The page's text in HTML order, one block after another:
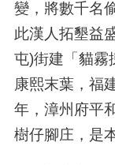
變，將數千名
此漢人拓墾益
屯)街建「貓霧
康熙末葉，福
年，漳州府平
樹仔腳庄，是